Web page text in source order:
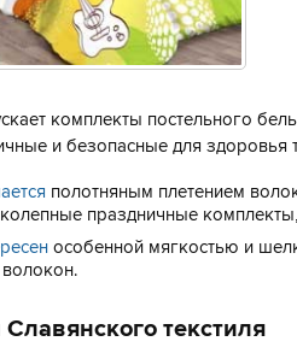
комплекты постельного
и безопасные для здоровья
полотняным плетением
праздничные
особенной мягкостью и
текстиля